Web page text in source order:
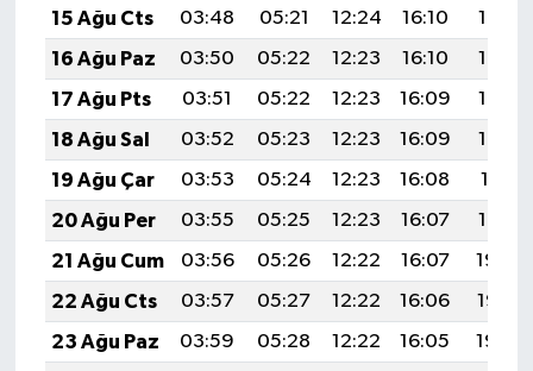
15 Ağu Cts
03:48 05:21 12:24 16:10
19:17
16 Ağu Paz
03:50 05:22 12:23 16:10
19:15
17 Ağu Pts
03:51 05:22 12:23 16:09
19:14
18 Ağu Sal
03:52 05:23 12:23 16:09
19:13
19 Ağu Çar
03:53 05:24 12:23 16:08
19:11
20 Ağu Per
03:55 05:25 12:23 16:07
19:10
21 Ağu Cum
03:56 05:26 12:22 16:07
19:09
22 Ağu Cts
03:57 05:27 12:22 16:06
19:07
23 Ağu Paz
03:59 05:28 12:22 16:05
19:06